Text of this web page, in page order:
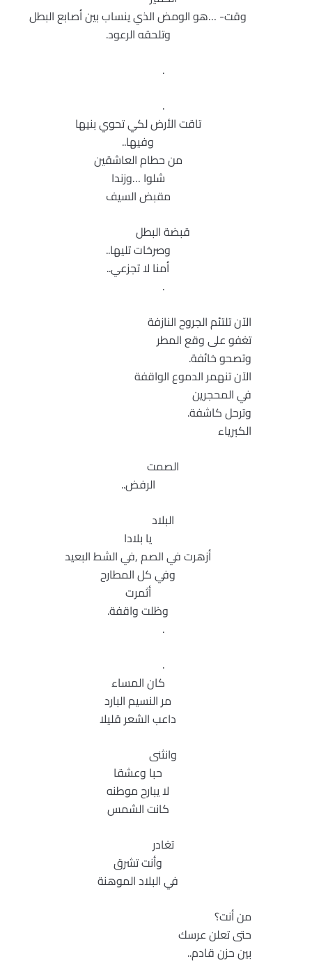
وقت- …هو الومض الذي ينساب بين أصابع البطل
وتلحقه الرعود.
.
.
تاقت الأرض لكي تحوي بنيها
وفيها..
من حطام العاشقين
شلوا …وزندا
مقبض السيف
قبضة البطل
وصرخات تليها..
أمنا لا تجزعي..
.
الآن تلتئم الجروح النازفة
تغفو على وقع المطر
وتصحو خائفة.
الآن تنهمر الدموع الواقفة
في المحجرين
وترحل كاشفة.
الكبرياء
الصمت
الرفض..
البلاد
يا بلادا
أزهرت في الصم ,في الشط البعيد
وفي كل المطارح
أثمرت
وظلت واقفة.
.
.
كان المساء
مر النسيم البارد
داعب الشعر قليلا
وانثنى
حبا وعشقا
لا يبارح موطنه
كانت الشمس
تغادر
وأنت تشرق
في البلاد الموهنة
من أنت؟
حتى تعلن عرسك
بين حزن قادم..